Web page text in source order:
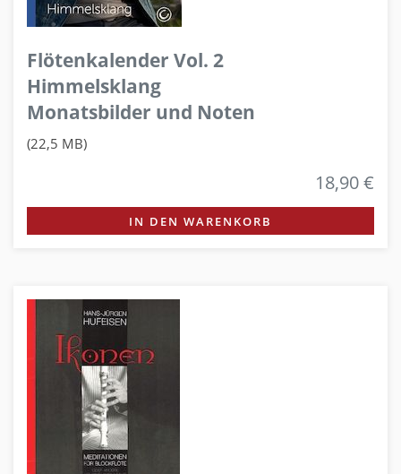
Flötenkalender Vol. 2
Himmelsklang
Monatsbilder und Noten
(22,5 MB)
18,90 €
IN DEN WARENKORB